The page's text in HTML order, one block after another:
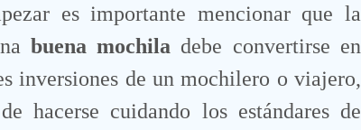
es importante mencionar que la
buena mochila debe convertirse en
inversiones de un mochilero o viajero,
hacerse cuidando los estándares de